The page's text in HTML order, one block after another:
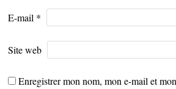
E-mail *
Site web
Enregistrer mon nom, mon e-mail et